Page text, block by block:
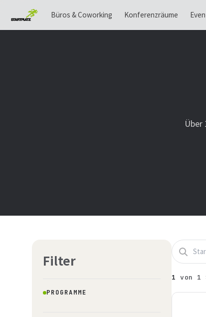
Büros & Coworking Konferenzräume
Über
Filter
PROGRAMME
1 von 1